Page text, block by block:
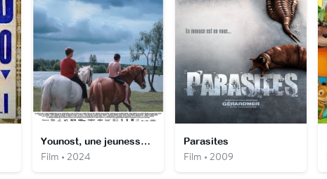
Younost, une jeunesse russe
Film • 2024
Parasites
Film • 2009